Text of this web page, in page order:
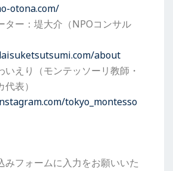
otona.com/
ター：堤大介（NPOコンサル
about
いえり（モンテッソーリ教師・
表）
tokyo_montesso
みフォームに入力をお願いいた